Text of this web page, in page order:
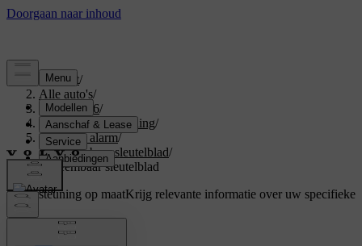
Support/
Alle auto's/
XC70 2016/
Gebruikershandleiding/
Sloten en alarm/
Afneembaar sleutelblad/
Afneembaar sleutelblad
Ondersteuning op maatKrijg relevante informatie over uw specifieke
auto.